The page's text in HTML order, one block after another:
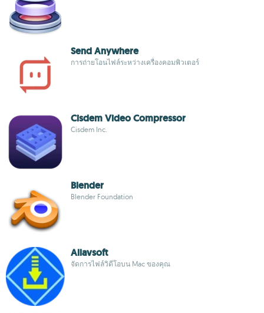
Send Anywhere
การถ่ายโอนไฟล์ระหว่างเครื่องคอมพิวเตอร์
Cisdem Video Compressor
Cisdem Inc.
Blender
Blender Foundation
Allavsoft
จัดการไฟล์วิดีโอบน Mac ของคุณ